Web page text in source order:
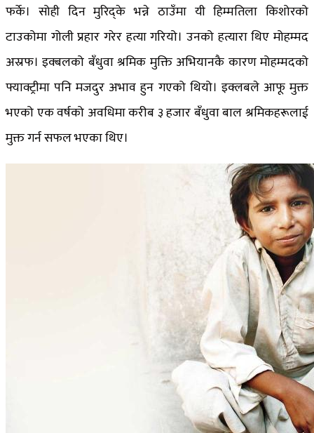
फर्के। सोही दिन मुरिद्के भन्ने ठाउँमा यी हिम्मतिला किशोरको
टाउकोमा गोली प्रहार गरेर हत्या गरियो। उनको हत्यारा थिए मोहम्मद
अस्रफ। इक्बलको बँधुवा श्रमिक मुक्ति अभियानकै कारण मोहम्मदको
फ्याक्ट्रीमा पनि मजदुर अभाव हुन गएको थियो। इक्लबले आफू मुक्त
भएको एक वर्षको अवधिमा करीब ३ हजार बँधुवा बाल श्रमिकहरूलाई
मुक्त गर्न सफल भएका थिए।